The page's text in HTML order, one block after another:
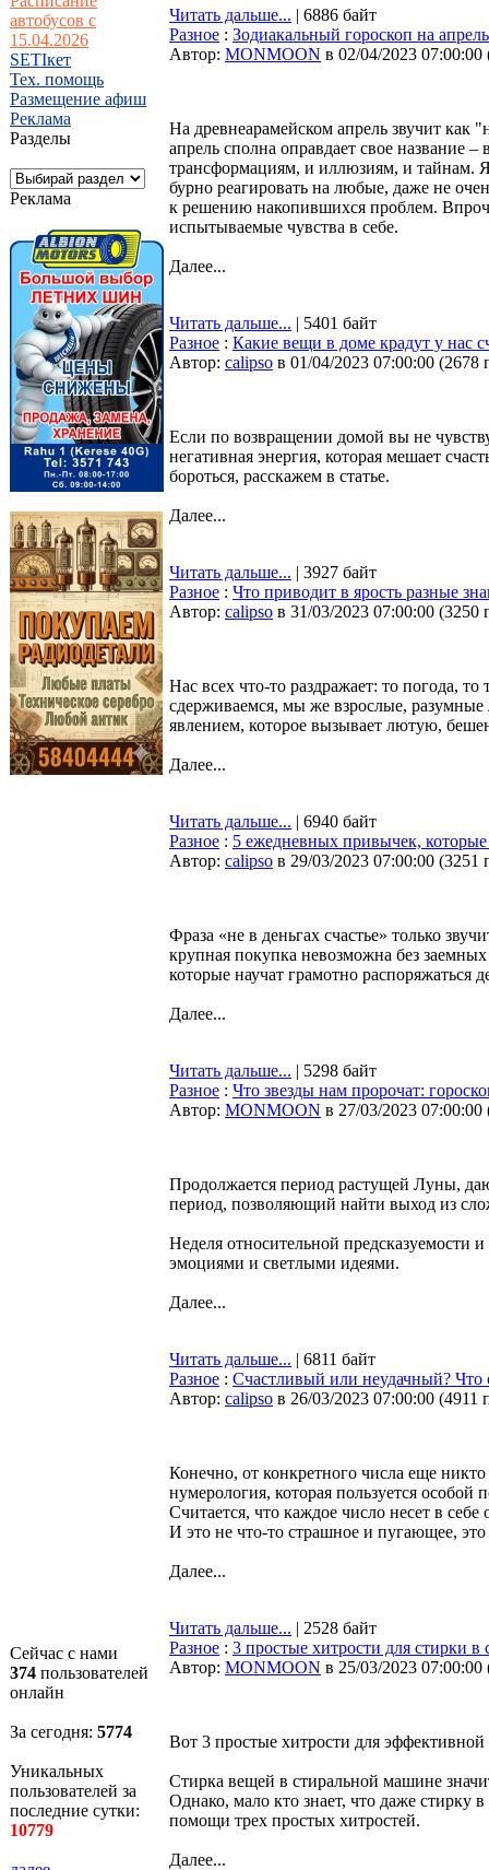
автобусов с
15.04.2026
SETIкет
Тех. помощь
Размещение афиш
Реклама
Разделы
Реклама
Сейчас с нами
374 пользователей
онлайн
За сегодня: 5774
Уникальных
пользователей за
последние сутки:
10779
Читать дальше... | 6886 байт
Разное : Зодиакальный гороскоп на
Автор: MONMOON в 02/04/2023 07:00:00
На древнеарамейском апрель звучит как
апрель сполна оправдает свое название
трансформациям, и иллюзиям, и тайнам.
бурно реагировать на любые, даже не
к решению накопившихся проблем.
испытываемые чувства в себе.
Далее...
Читать дальше... | 5401 байт
Разное : Какие вещи в доме крадут у нас
Автор: calipso в 01/04/2023 07:00:00 (2678
Если по возвращении домой вы не
негативная энергия, которая мешает
бороться, расскажем в статье.
Далее...
Читать дальше... | 3927 байт
Разное : Что приводит в ярость разные
Автор: calipso в 31/03/2023 07:00:00 (3250
Нас всех что-то раздражает: то погода,
сдерживаемся, мы же взрослые, разумные
явлением, которое вызывает лютую,
Далее...
Читать дальше... | 6940 байт
Разное : 5 ежедневных привычек,
Автор: calipso в 29/03/2023 07:00:00 (3251
Фраза «не в деньгах счастье» только
крупная покупка невозможна без
которые научат грамотно распоряжаться
Далее...
Читать дальше... | 5298 байт
Разное : Что звезды нам пророчат:
Автор: MONMOON в 27/03/2023 07:00:00
Продолжается период растущей Луны,
период, позволяющий найти выход из
Неделя относительной
эмоциями и светлыми идеями.
Далее...
Читать дальше... | 6811 байт
Разное : Счастливый или неудачный?
Автор: calipso в 26/03/2023 07:00:00 (4911
Конечно, от конкретного числа еще
нумерология, которая пользуется
Считается, что каждое число несет в
И это не что-то страшное и пугающее,
Далее...
Читать дальше... | 2528 байт
Разное : 3 простые хитрости для стирки
Автор: MONMOON в 25/03/2023 07:00:00
Вот 3 простые хитрости для
Стирка вещей в стиральной машине
Однако, мало кто знает, что даже
помощи трех простых хитростей.
Далее...